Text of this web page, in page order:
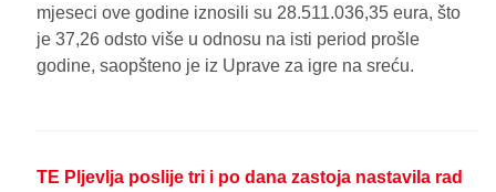
mjeseci ove godine iznosili su 28.511.036,35 eura, što
je 37,26 odsto više u odnosu na isti period prošle
godine, saopšteno je iz Uprave za igre na sreću.
TE Pljevlja poslije tri i po dana zastoja nastavila rad